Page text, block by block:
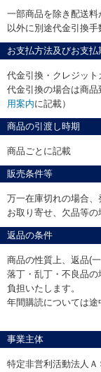
一部商品を除き配送
以外に別途代金引換
お支払方法及びお支払
代金引換・クレジット
代金引換の場合は商
用案内に記載）
商品の引渡し時期
商品ごとに記載
販売条件等
万一在庫切れの場合、
お取り寄せ、欠品等の
返品の条件
商品の性質上、返品(
落丁・乱丁・不良品
負担いたします。
年間購読については途
事業主体
特定非営利活動法人Ａ